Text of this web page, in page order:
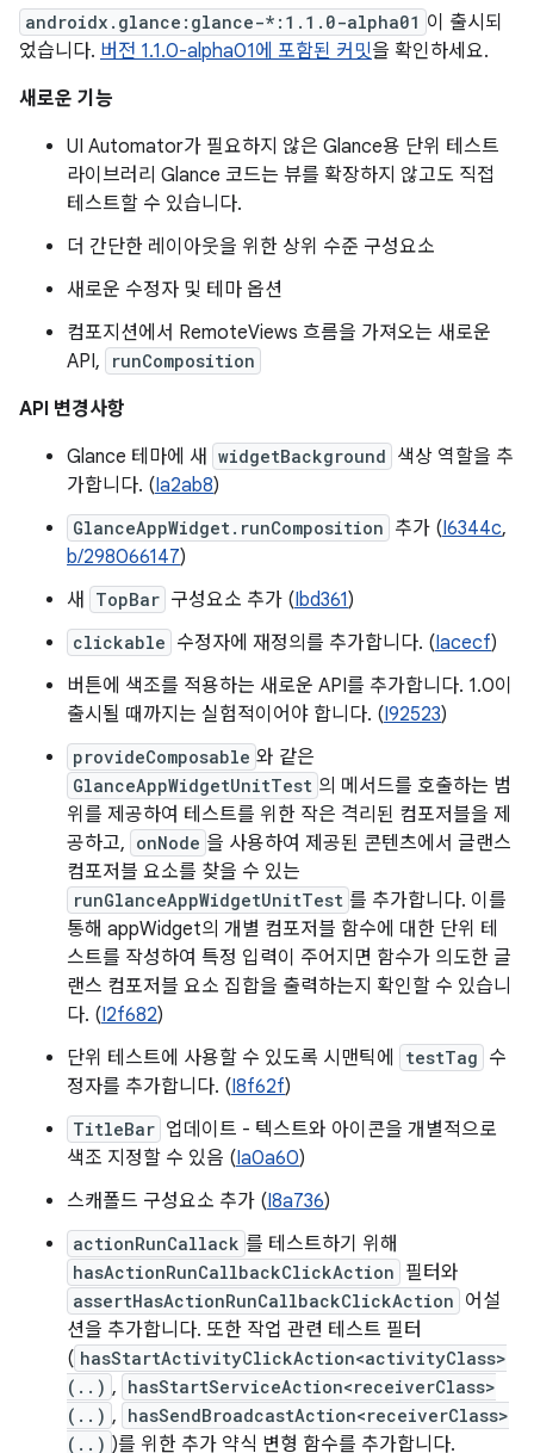
androidx.glance:glance-*:1.1.0-alpha01 이 출시되
었습니다. 버전 1.1.0-alpha01에 포함된 커밋을 확인하세요.
새로운 기능
UI Automator가 필요하지 않은 Glance용 단위 테스트
라이브러리 Glance 코드는 뷰를 확장하지 않고도 직접
테스트할 수 있습니다.
더 간단한 레이아웃을 위한 상위 수준 구성요소
새로운 수정자 및 테마 옵션
컴포지션에서 RemoteViews 흐름을 가져오는 새로운
API,
runComposition
API 변경사항
Glance 테마에 새
widgetBackground 색상 역할을 추
가합니다. (Ia2ab8)
GlanceAppWidget.runComposition 추가 (I6344c,
b/298066147)
새
TopBar 구성요소 추가 (Ibd361)
clickable 수정자에 재정의를 추가합니다. (Iacecf)
버튼에 색조를 적용하는 새로운 API를 추가합니다. 1.0이
출시될 때까지는 실험적이어야 합니다. (I92523)
provideComposable 와 같은
GlanceAppWidgetUnitTest 의 메서드를 호출하는 범
위를 제공하여 테스트를 위한 작은 격리된 컴포저블을 제
공하고, onNode 을 사용하여 제공된 콘텐츠에서 글랜스
컴포저블 요소를 찾을 수 있는
runGlanceAppWidgetUnitTest 를 추가합니다. 이를
통해 appWidget의 개별 컴포저블 함수에 대한 단위 테
스트를 작성하여 특정 입력이 주어지면 함수가 의도한 글
랜스 컴포저블 요소 집합을 출력하는지 확인할 수 있습니
다. (I2f682)
단위 테스트에 사용할 수 있도록 시맨틱에
testTag 수
정자를 추가합니다. (I8f62f)
TitleBar 업데이트 - 텍스트와 아이콘을 개별적으로
색조 지정할 수 있음 (Ia0a60)
스캐폴드 구성요소 추가 (I8a736)
actionRunCallack 를 테스트하기 위해
hasActionRunCallbackClickAction 필터와
assertHasActionRunCallbackClickAction 어설
션을 추가합니다. 또한 작업 관련 테스트 필터
( hasStartActivityClickAction<activityClass>
(..) , hasStartServiceAction<receiverClass>
(..) , hasSendBroadcastAction<receiverClass>
(..) )를 위한 추가 약식 변형 함수를 추가합니다.